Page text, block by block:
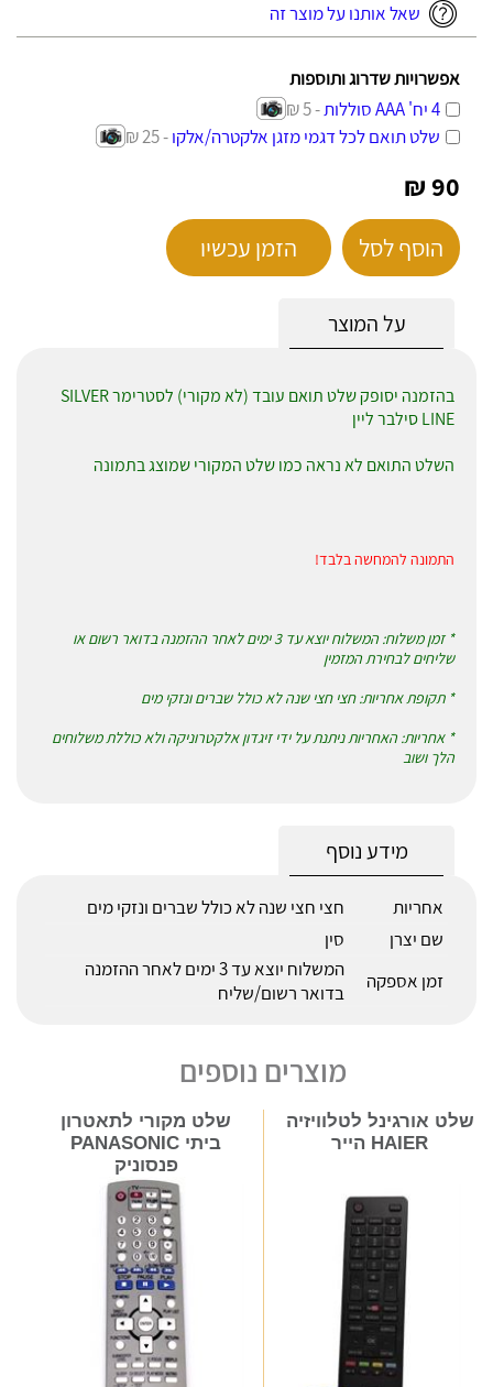
שאל אותנו על מוצר זה
אפשרויות שדרוג ותוספות
4 יח' AAA סוללות
- 5 ₪
שלט תואם לכל דגמי מזגן אלקטרה/אלקו- 25 ₪
90 ₪
הוסף לסל הזמן עכשיו
על המוצר
בהזמנה יסופק שלט תואם עובד (לא מקורי) לסטרימר SILVER
LINE סילבר ליין
השלט התואם לא נראה כמו שלט המקורי שמוצג בתמונה
התמונה להמחשה בלבד!
* זמן משלוח: המשלוח יוצא עד 3 ימים לאחר ההזמנה בדואר רשום או
שליחים לבחירת המזמין
* תקופת אחריות: חצי חצי שנה לא כולל שברים ונזקי מים
* אחריות: האחריות ניתנת על ידי זיגדון אלקטרוניקה ולא כוללת משלוחים
הלך ושוב
מידע נוסף
אחריות
חצי חצי שנה לא כולל שברים ונזקי מים
שם יצרן
סין
זמן אספקה
המשלוח יוצא עד 3 ימים לאחר ההזמנה
בדואר רשום/שליח
מוצרים נוספים
שלט אורגינל לטלוויזיה
HAIER הייר
שלט מקורי לתאטרון
ביתי PANASONIC
פנסוניק